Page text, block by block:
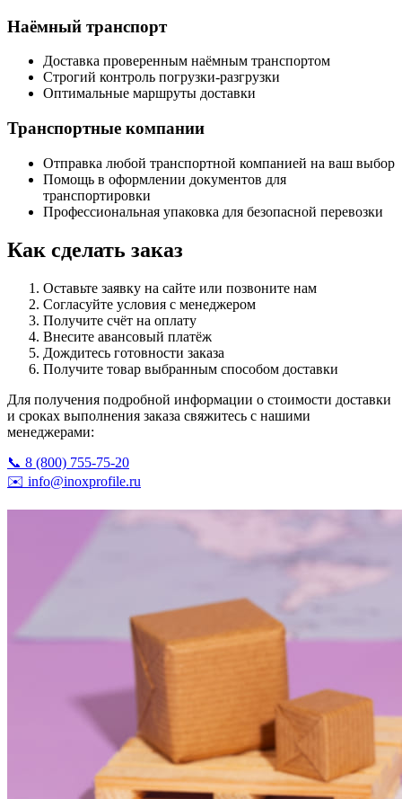
Наёмный транспорт
Доставка проверенным наёмным транспортом
Строгий контроль погрузки-разгрузки
Оптимальные маршруты доставки
Транспортные компании
Отправка любой транспортной компанией на ваш выбор
Помощь в оформлении документов для
транспортировки
Профессиональная упаковка для безопасной перевозки
Как сделать заказ
Оставьте заявку на сайте или позвоните нам
Согласуйте условия с менеджером
Получите счёт на оплату
Внесите авансовый платёж
Дождитесь готовности заказа
Получите товар выбранным способом доставки
Для получения подробной информации о стоимости доставки
и сроках выполнения заказа свяжитесь с нашими
менеджерами:
📞 8 (800) 755-75-20
✉️ info@inoxprofile.ru